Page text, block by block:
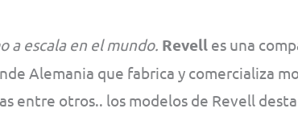
a escala en el mundo. Revelles una
Alemania que fabrica y comercializa
entre otros.. los modelos de Revell